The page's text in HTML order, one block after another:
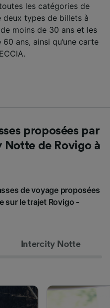
les catégories de
deux types de billets à
moins de 30 ans et les
ans, ainsi qu’une carte
proposées par
de Rovigo à
de voyage proposées
sur le trajet Rovigo -
Intercity Notte